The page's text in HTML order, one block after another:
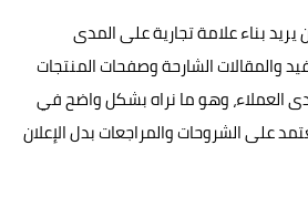
يريد بناء علامة تجارية على المدى
والمقالات الشارحة وصفحات المنتجات
العملاء، وهو ما نراه بشكل واضح في
على الشروحات والمراجعات بدل الإعلان